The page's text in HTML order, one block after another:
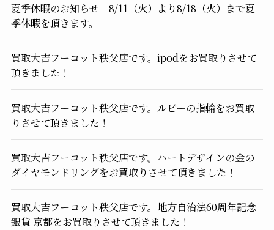
夏季休暇のお知らせ 8/11（火）より8/18（火）まで夏
季休暇を頂きます。
買取大吉フーコット秩父店です。ipodをお買取りさせて
頂きました！
買取大吉フーコット秩父店です。ルビーの指輪をお買取
りさせて頂きました！
買取大吉フーコット秩父店です。ハートデザインの金の
ダイヤモンドリングをお買取りさせて頂きました！
買取大吉フーコット秩父店です。地方自治法60周年記念
銀貨 京都をお買取りさせて頂きました！